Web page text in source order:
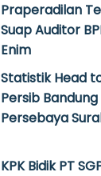
Praperadilan
Suap Auditor
Enim
Statistik Head
Persib Bandung
Persebaya
KPK Bidik PT